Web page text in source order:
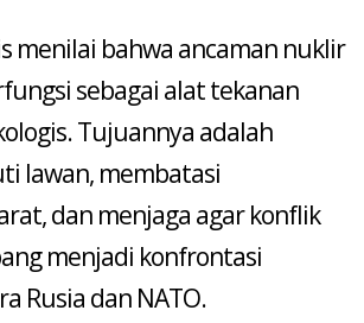
menilai bahwa ancaman nuklir
sebagai alat tekanan
Tujuannya adalah
lawan, membatasi
dan menjaga agar konflik
menjadi konfrontasi
Rusia dan NATO.